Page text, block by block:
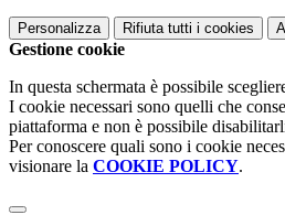
Personalizza Rifiuta tutti i cookies
Gestione cookie
In questa schermata è possibile
I cookie necessari sono quelli che
piattaforma e non è possibile
Per conoscere quali sono i cookie
visionare la COOKIE POLICY.